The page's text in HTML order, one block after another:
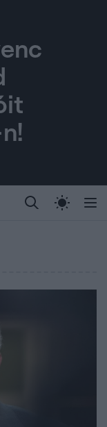
Randi Celeb vagyok,
Wanted Gallusz